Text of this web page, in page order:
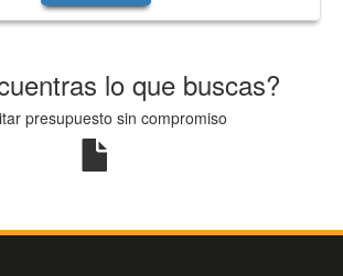
lo que buscas?
presupuesto sin compromiso